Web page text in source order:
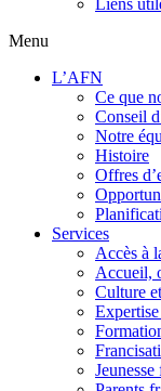
Liens
Menu
L’AFN
Ce que
Conseil
Notre
Histoire
Offres
Services
Accès à
Accueil,
Culture